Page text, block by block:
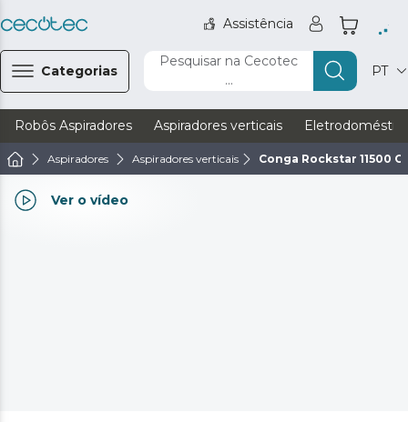
Assistência
Categorias
Pesquisar na Cecotec
...
PT
Robôs Aspiradores Aspiradores verticais
Aspiradores Aspiradores verticais Conga Rockstar 11500
Ver o vídeo